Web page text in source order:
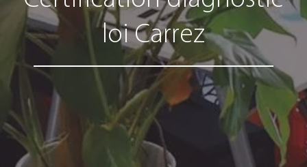
loi Carrez